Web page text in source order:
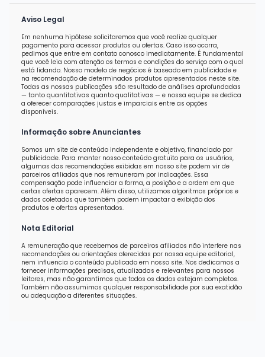
Aviso Legal
Em nenhuma hipótese solicitaremos que você realize qualquer
pagamento para acessar produtos ou ofertas. Caso isso ocorra,
pedimos que entre em contato conosco imediatamente. É fundamental
que você leia com atenção os termos e condições do serviço com o qual
está lidando. Nosso modelo de negócios é baseado em publicidade e
na recomendação de determinados produtos apresentados neste site.
Todas as nossas publicações são resultado de análises aprofundadas
— tanto quantitativas quanto qualitativas — e nossa equipe se dedica
a oferecer comparações justas e imparciais entre as opções
disponíveis.
Informação sobre Anunciantes
Somos um site de conteúdo independente e objetivo, financiado por
publicidade. Para manter nosso conteúdo gratuito para os usuários,
algumas das recomendações exibidas em nosso site podem vir de
parceiros afiliados que nos remuneram por indicações. Essa
compensação pode influenciar a forma, a posição e a ordem em que
certas ofertas aparecem. Além disso, utilizamos algoritmos próprios e
dados coletados que também podem impactar a exibição dos
produtos e ofertas apresentados.
Nota Editorial
A remuneração que recebemos de parceiros afiliados não interfere nas
recomendações ou orientações oferecidas por nossa equipe editorial,
nem influencia o conteúdo publicado em nosso site. Nos dedicamos a
fornecer informações precisas, atualizadas e relevantes para nossos
leitores, mas não garantimos que todos os dados estejam completos.
Também não assumimos qualquer responsabilidade por sua exatidão
ou adequação a diferentes situações.